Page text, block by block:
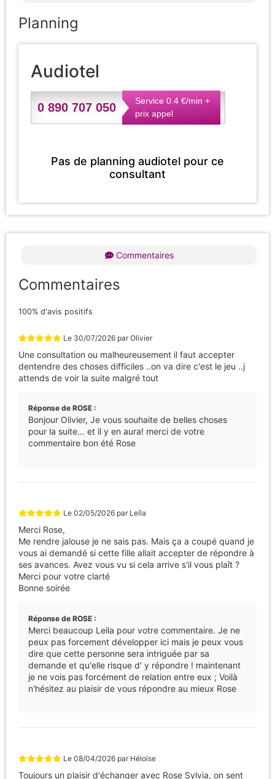
Planning
Audiotel
0 890 707 050
Service 0.4 €/min +
prix appel
Pas de planning audiotel pour ce
consultant
Commentaires
Commentaires
100% d'avis positifs
Le 30/07/2026 parOlivier
Une consultation ou malheureusement il faut accepter
dentendre des choses difficiles ..on va dire c'est le jeu ..j
attends de voir la suite malgré tout
Réponse de ROSE :
Bonjour Olivier, Je vous souhaite de belles choses
pour la suite... et il y en aura! merci de votre
commentaire bon été Rose
Le 02/05/2026 par Leïla
Merci Rose,
Me rendre jalouse je ne sais pas. Mais ça a coupé quand je
vous ai demandé si cette fille allait accepter de répondre à
ses avances. Avez vous vu si cela arrive s'il vous plaît ?
Merci pour votre clarté
Bonne soirée
Réponse de ROSE :
Merci beaucoup Leila pour votre commentaire. Je ne
peux pas forcement développer ici mais je peux vous
dire que cette personne sera intriguée par sa
demande et qu'elle risque d' y répondre ! maintenant
je ne vois pas forcément de relation entre eux ; Voilà
n'hésitez au plaisir de vous répondre au mieux Rose
Le 08/04/2026 par Héloïse
Toujours un plaisir d'échanger avec Rose Sylvia, on sent